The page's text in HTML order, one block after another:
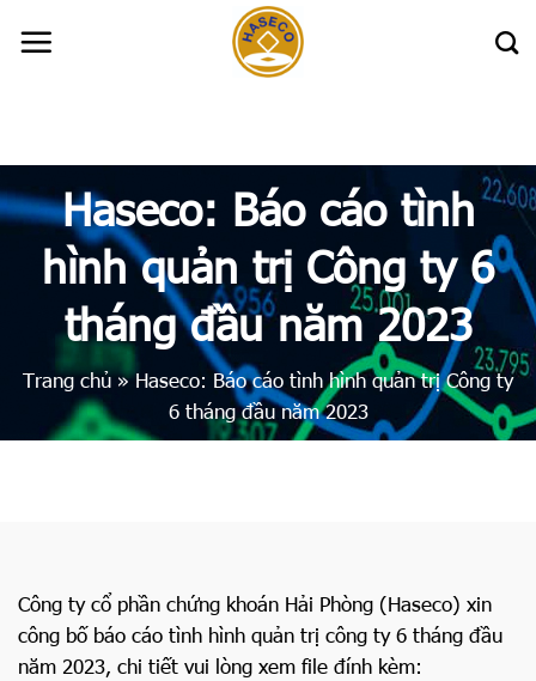
Haseco: Báo cáo tình
hình quản trị Công ty 6
tháng đầu năm 2023
Trang chủ»Haseco: Báo cáo tình hình quản trị Công ty
6 tháng đầu năm 2023
Công ty cổ phần chứng khoán Hải Phòng (Haseco) xin
công bố báo cáo tình hình quản trị công ty 6 tháng đầu
năm 2023, chi tiết vui lòng xem file đính kèm: